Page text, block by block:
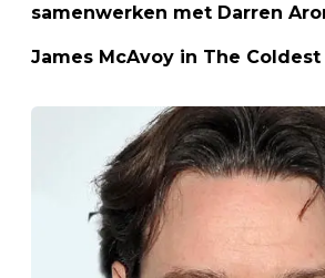
samenwerken met Darren
James McAvoy in The